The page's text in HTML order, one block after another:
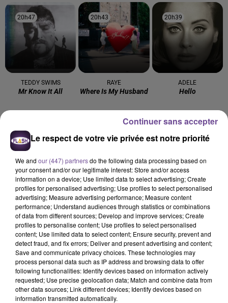
20h47
20h47
TEDDY SWIMS
Mr Know It All
20h43
20h43
RAYE
Where Is My Husband
20h39
20h39
ADELE
Hello
Cet élément est masqué compte-tenu du refus du
dépôt de cookies que vous avez exprimé. Si vous
souhaitez l'afficher, merci de nous donner votre accord
en cliquant sur le bouton ci-dessous.
Afficher l'élément
PRÈS DE CHEZ VOUS
Le respect de votre vie privée est notre priorité
We and our (447) partnersdo the following data processing based on
your consent and/or our legitimate interest: Store and/or access
information on a device; Use limited data to select advertising; Create
profiles for personalised advertising; Use profiles to select personalised
advertising; Measure advertising performance; Measure content
performance; Understand audiences through statistics or combinations
of data from different sources; Develop and improve services; Create
profiles to personalise content; Use profiles to select personalised
content; Use limited data to select content; Ensure security, prevent and
detect fraud, and fix errors; Deliver and present advertising and content;
Save and communicate privacy choices. These technologies may
process personal data such as IP address and browsing data to offer
following functionalities: Identify devices based on information actively
requested; Use precise geolocation data; Match and combine data from
other data sources; Link different devices; Identify devices based on
information transmitted automatically.
Continuer sans accepter